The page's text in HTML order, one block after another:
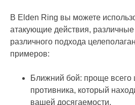
В Elden Ring вы можете
атакующие действия,
различного подхода
примеров:
Ближний бой: проще всего
противника, который
вашей досягаемости.